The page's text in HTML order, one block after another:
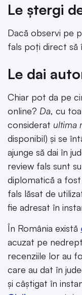
Le ștergi
Dacă observi pe
fals poți direct să
Le dai
Chiar pot da pe
online? Da, cu
considerat ultima
disponibil) și se
ajunge să dai în
review fals sunt
diplomatică a
fals lăsat de
fie adresat în
În România există
acuzat pe
recenziile lor au
care au dat în
și câștigat în